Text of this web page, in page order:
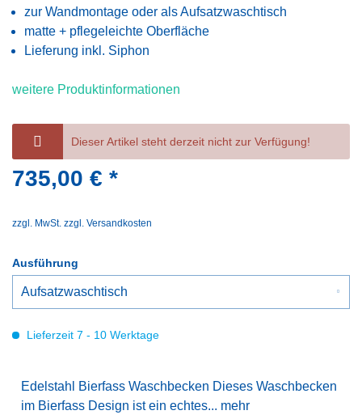
zur Wandmontage oder als Aufsatzwaschtisch
matte + pflegeleichte Oberfläche
Lieferung inkl. Siphon
weitere Produktinformationen
Dieser Artikel steht derzeit nicht zur Verfügung!
735,00 € *
zzgl. MwSt. zzgl. Versandkosten
Ausführung
Lieferzeit 7 - 10 Werktage
Edelstahl Bierfass Waschbecken Dieses Waschbecken
im Bierfass Design ist ein echtes... mehr